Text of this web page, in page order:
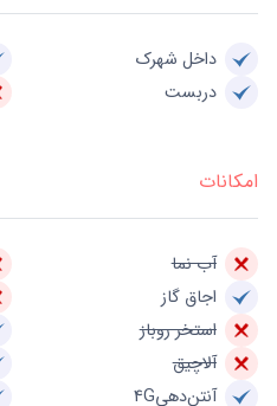
داخل شهرک
دربست
امکانات
آب نما
اجاق گاز
استخر روباز
آلاچیق
آنتن‌دهی4G